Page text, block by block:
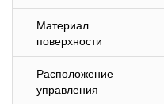
Материал
поверхности
Расположение
управления